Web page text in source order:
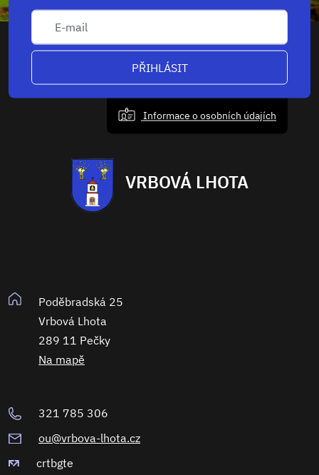
PŘIHLÁSIT
Informace o osobních údajích
VRBOVÁ LHOTA
Poděbradská 25
Vrbová Lhota
289 11 Pečky
Na mapě
321 785 306
ou@vrbova-lhota.cz
crtbgte